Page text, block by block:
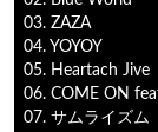
03. ZAZA
04. YOYOY
05. Heartach Jive
06. COME ON
07. サムライズム